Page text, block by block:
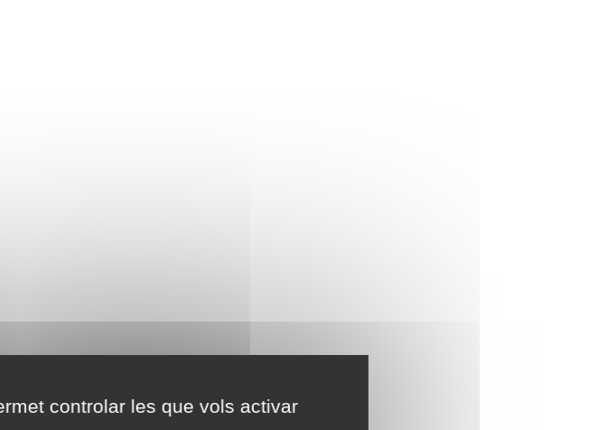
controlar les que vols activar